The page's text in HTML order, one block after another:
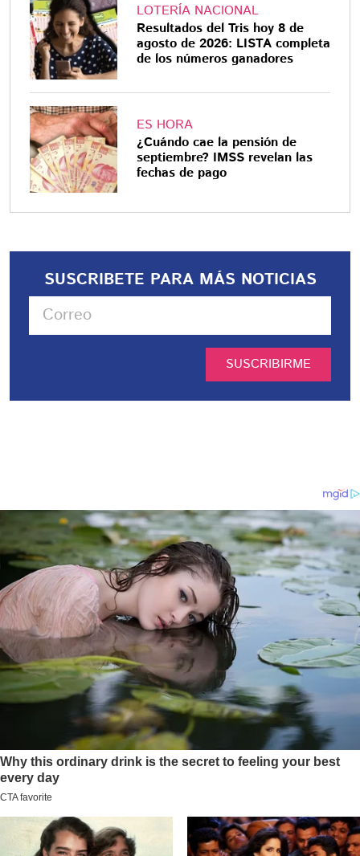
LOTERÍA NACIONAL
Resultados del Tris hoy 8 de
agosto de 2026: LISTA completa
de los números ganadores
ES HORA
¿Cuándo cae la pensión de
septiembre? IMSS revelan las
fechas de pago
SUSCRIBETE PARA MÁS NOTICIAS
SUSCRIBIRME